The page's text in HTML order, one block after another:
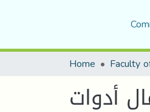
Home
أدوات